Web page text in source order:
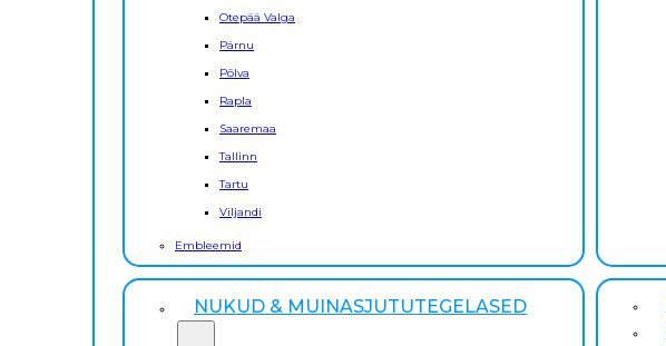
Otepää Valga
Pärnu
Põlva
Rapla
Saaremaa
Tallinn
Tartu
Viljandi
Embleemid
NUKUD & MUINASJUTUTEGELASED